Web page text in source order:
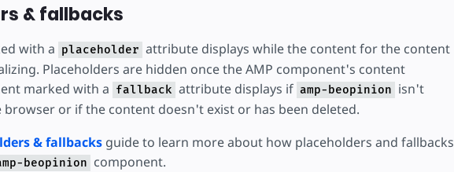
& fallbacks
with a placeholder attribute displays while the content for the content
Placeholders are hidden once the AMP component's content
marked with a fallback attribute displays if amp-beopinion isn't
or if the content doesn't exist or has been deleted.
& fallbacksguide to learn more about how placeholders and fallbacks
beopinion component.